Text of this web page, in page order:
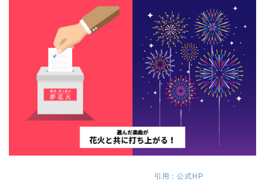
引用：公式HP